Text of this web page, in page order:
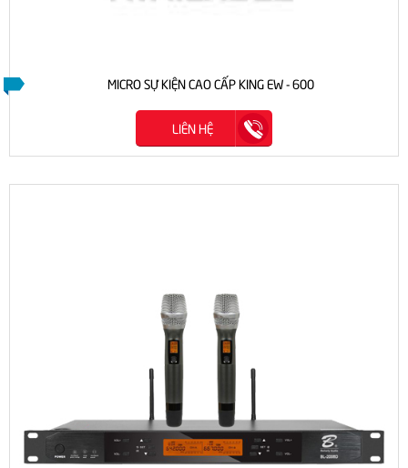
MICRO SỰ KIỆN CAO CẤP KING EW - 600
LIÊN HỆ